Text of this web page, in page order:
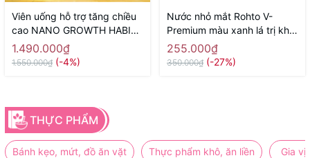
Viên uống hỗ trợ tăng chiều
cao NANO GROWTH HABIT
EX NICHIEI BUSSAN 120
viên ( 60 ngày) - Hàng Nhật
1.490.000₫
1.550.000₫ (-4%)
Nước nhỏ mắt Rohto V-
Premium màu xanh lá trị khô
mắt, ngứa, cộm mắt 15ml -
Hàng Nhật chính hãng
255.000₫
350.000₫ (-27%)
THỰC PHẨM
Bánh kẹo, mứt, đồ ăn vặt Thực phẩm khô, ăn liền Gia vị